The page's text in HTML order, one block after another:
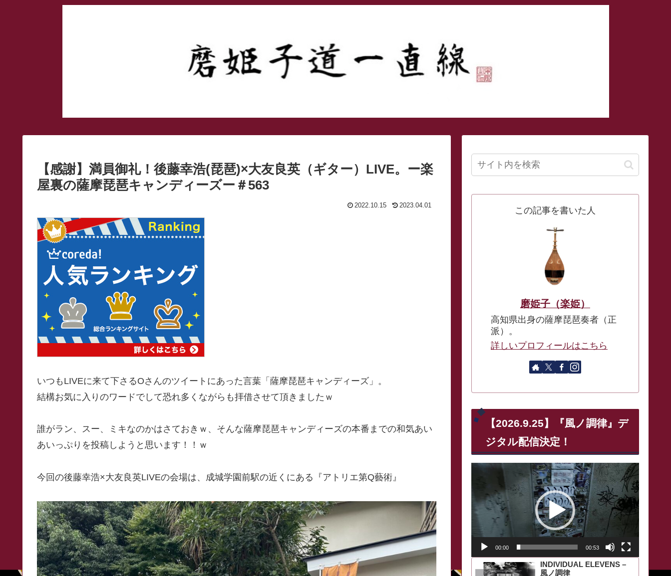
【感謝】満員御礼！後藤幸浩(琵琶)×大友良英（ギター）LIVE。ー楽
屋裏の薩摩琵琶キャンディーズー＃563
2022.10.15 2023.04.01
いつもLIVEに来て下さるOさんのツイートにあった言葉「薩摩琵琶キャンディーズ」。
結構お気に入りのワードでして恐れ多くながらも拝借させて頂きましたｗ
誰がラン、スー、ミキなのかはさておきｗ、そんな薩摩琵琶キャンディーズの本番までの和気あい
あいっぷりを投稿しようと思います！！ｗ
今回の後藤幸浩×大友良英LIVEの会場は、成城学園前駅の近くにある『アトリエ第Q藝術』
この記事を書いた人
磨姫子（楽姫）
高知県出身の薩摩琵琶奏者（正
派）。
詳しいプロフィールはこちら
【2026.9.25】『風ノ調律』デ
ジタル配信決定！
プ
ー
00:00 00:53
INDIVIDUAL ELEVENS –
風ノ調律